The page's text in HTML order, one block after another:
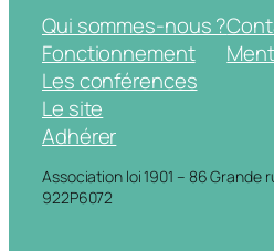
Qui sommes-nous ?
Fonctionnement
Les conférences
Le site
Adhérer
Association loi 1901 – 86 Grande
922P6072